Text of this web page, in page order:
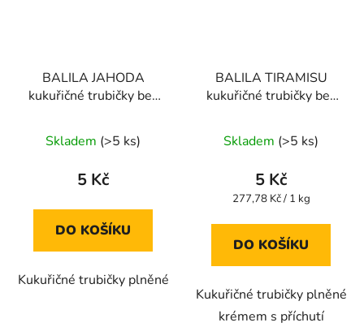
BALILA JAHODA
kukuřičné trubičky bez
hodnocení
produktu
5,0
z
hvězdiček.
Skladem (>5 ks)
5 Kč
DO KOŠÍKU
Kukuřičné trubičky plněné
BALILA TIRAMISU
kukuřičné trubičky bez
hodnocení
produktu
je
z
Skladem (>5 ks)
5 Kč
Měrná
277,78 Kč / 1 kg
DO KOŠÍKU
Kukuřičné trubičky plněné
krémem s příchutí